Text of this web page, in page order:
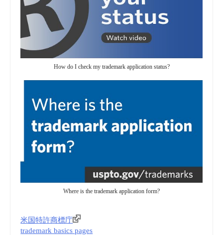
How do I check my trademark application status?
Where is the trademark application form?
米国特許商標庁
trademark basics pages